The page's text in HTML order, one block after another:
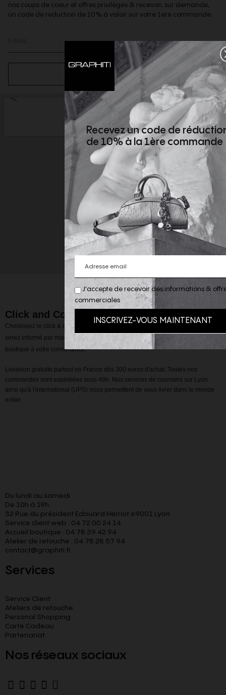
nos coups de coeur et offres privilèges & recevoir, sur demande,
un code de reduction de 10% à valoir sur votre 1ere commande.
S’ABONNER
Click and Collect
Choisissez le click & collect au moment de la validation de votre panier, vous
serez informé par mail de la disponibilité de votre commande, à retirer en
boutique à votre convenance.
Livraison gratuite partout en France dès 300 euros d'achat. Toutes nos
commandes sont expédiées sous 48h. Nos services de coursiers sur Lyon
ainsi qu'à l'international (UPS) nous permettent de vous livrer dans le monde
entier.
Du lundi au samedi
De 10h à 19h
32 Rue du président Edouard Herriot 69001 Lyon
Service client web : 04 72 00 24 14
Accueil boutique : 04 78 39 42 94
Atelier de retouche : 04 78 28 57 94
contact@graphiti.fr
Services
Service Client
Ateliers de retouche
Personal Shopping
Carte Cadeau
Partenariat
Nos réseaux sociaux
J'accepte de recevoir des informations &
commerciales
Recevez un code de
de 10% à la 1ère commande